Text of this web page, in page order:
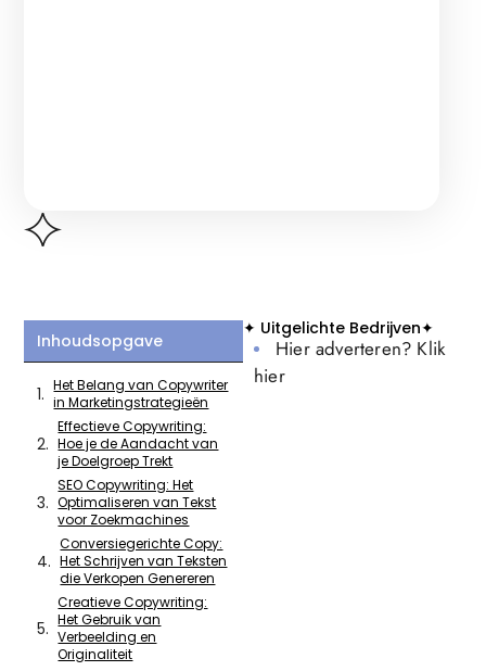
Inhoudsopgave
Het Belang van Copywriter
in Marketingstrategieën
Effectieve Copywriting:
Hoe je de Aandacht van
je Doelgroep Trekt
SEO Copywriting: Het
Optimaliseren van Tekst
voor Zoekmachines
Conversiegerichte Copy:
Het Schrijven van Teksten
die Verkopen Genereren
Creatieve Copywriting:
Het Gebruik van
Verbeelding en
Originaliteit
✦ Uitgelichte Bedrijven✦
Hier adverteren? Klik
hier